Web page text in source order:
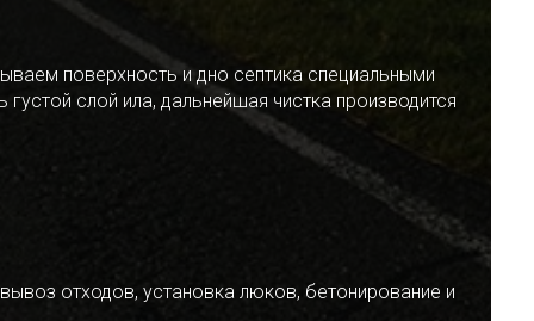
поверхность и дно септика специальными
слой ила, дальнейшая чистка производится
отходов, установка люков, бетонирование и